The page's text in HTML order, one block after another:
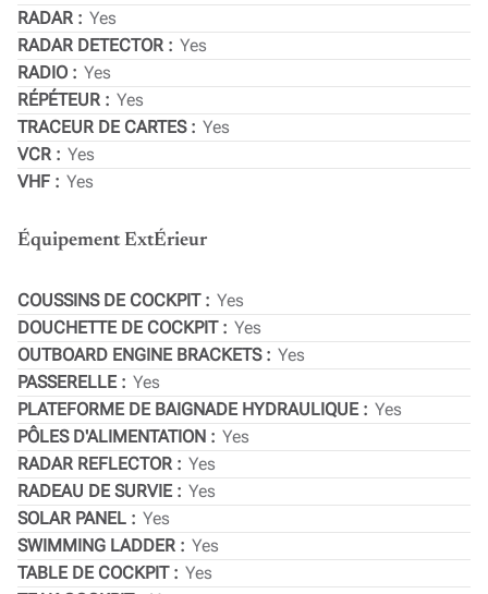
RADAR
Yes
RADAR DETECTOR
Yes
RADIO
Yes
RÉPÉTEUR
Yes
TRACEUR DE CARTES
Yes
VCR
Yes
VHF
Yes
Équipement ExtÉrieur
COUSSINS DE COCKPIT
Yes
DOUCHETTE DE COCKPIT
Yes
OUTBOARD ENGINE BRACKETS
Yes
PASSERELLE
Yes
PLATEFORME DE BAIGNADE HYDRAULIQUE
Yes
PÔLES D'ALIMENTATION
Yes
RADAR REFLECTOR
Yes
RADEAU DE SURVIE
Yes
SOLAR PANEL
Yes
SWIMMING LADDER
Yes
TABLE DE COCKPIT
Yes